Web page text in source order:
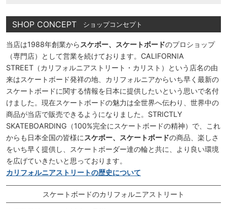
SHOP CONCEPT ショップコンセプト
当店は1988年創業から スケボー、スケートボードのプロショップ
（専門店）として営業を続けております。CALIFORNIA
STREET（カリフォルニアストリート・カリスト）という店名の由
来はスケートボード発祥の地、カリフォルニアからいち早く最新の
スケートボードに関する情報を日本に提供したいという思いで名付
けました。現在スケートボードの魅力は全世界へ伝わり、世界中の
商品が当店で販売できるようになりました。STRICTLY
SKATEBOARDING（100%完全にスケートボードの精神）で、これ
からも日本全国の皆様に スケボー、スケートボードの商品、楽しさ
をいち早く提供し、スケートボーダー達の輪と共に、より良い環境
を広げていきたいと思っております。
カリフォルニアストリートの歴史について
スケートボードのカリフォルニアストリート